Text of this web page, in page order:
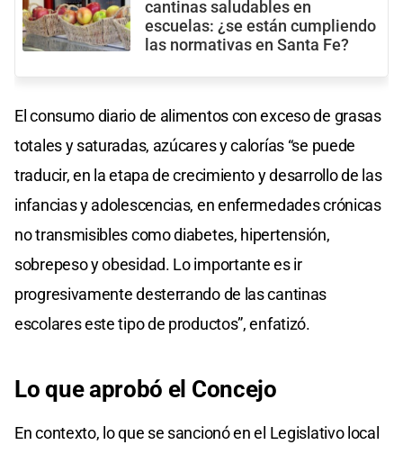
cantinas saludables en
escuelas: ¿se están cumpliendo
las normativas en Santa Fe?
El consumo diario de alimentos con exceso de grasas
totales y saturadas, azúcares y calorías “se puede
traducir, en la etapa de crecimiento y desarrollo de las
infancias y adolescencias, en enfermedades crónicas
no transmisibles como diabetes, hipertensión,
sobrepeso y obesidad. Lo importante es ir
progresivamente desterrando de las cantinas
escolares este tipo de productos”, enfatizó.
Lo que aprobó el Concejo
En contexto, lo que se sancionó en el Legislativo local